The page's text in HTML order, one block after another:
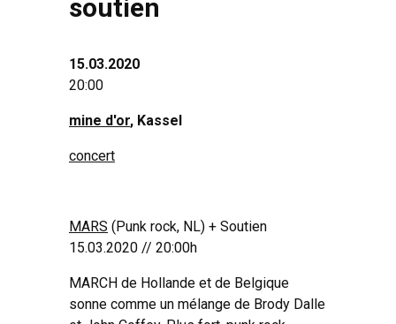
soutien
15.03.2020
20:00
mine d'or, Kassel
concert
MARS (Punk rock, NL) + Soutien
15.03.2020 // 20:00h
MARCH de Hollande et de Belgique
sonne comme un mélange de Brody Dalle